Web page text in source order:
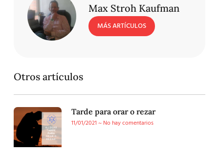
Max Stroh Kaufman
MÁS ARTÍCULOS
Otros artículos
Tarde para orar o rezar
11/01/2021
No hay comentarios